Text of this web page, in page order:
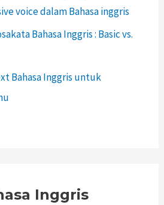
voice dalam Bahasa inggris
Bahasa Inggris : Basic vs.
Bahasa Inggris untuk
Inggris